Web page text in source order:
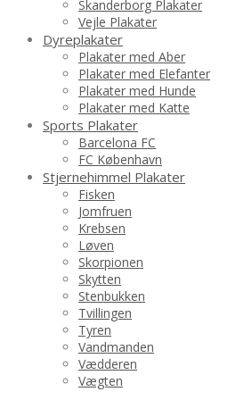
Skanderborg Plakater
Vejle Plakater
Dyreplakater
Plakater med Aber
Plakater med Elefanter
Plakater med Hunde
Plakater med Katte
Sports Plakater
Barcelona FC
FC København
Stjernehimmel Plakater
Fisken
Jomfruen
Krebsen
Løven
Skorpionen
Skytten
Stenbukken
Tvillingen
Tyren
Vandmanden
Vædderen
Vægten